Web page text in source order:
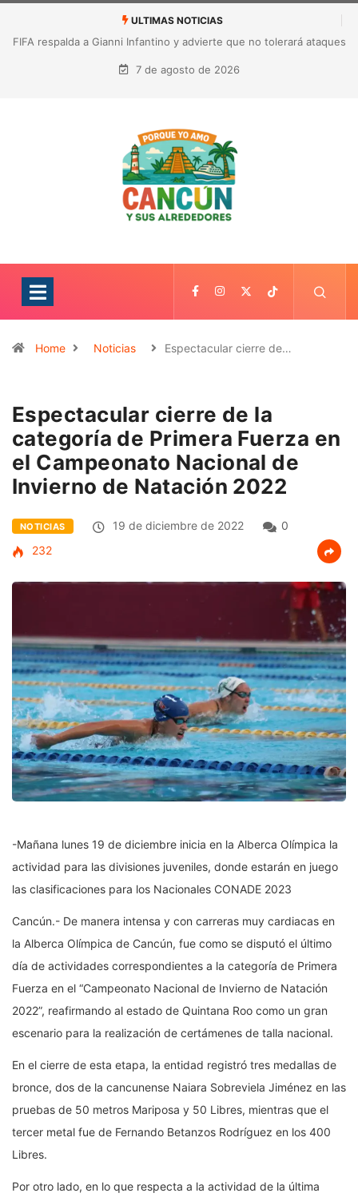
ULTIMAS NOTICIAS
Tulum construirá un corredor turístico en el Parque del Jaguar
para mejorar la experiencia de los visitantes
7 de agosto de 2026
Home Noticias Espectacular cierre de…
Espectacular cierre de la
categoría de Primera Fuerza en
el Campeonato Nacional de
Invierno de Natación 2022
NOTICIAS 19 de diciembre de 2022
0
232
-Mañana lunes 19 de diciembre inicia en la Alberca Olímpica la
actividad para las divisiones juveniles, donde estarán en juego
las clasificaciones para los Nacionales CONADE 2023
Cancún.- De manera intensa y con carreras muy cardiacas en
la Alberca Olímpica de Cancún, fue como se disputó el último
día de actividades correspondientes a la categoría de Primera
Fuerza en el “Campeonato Nacional de Invierno de Natación
2022”, reafirmando al estado de Quintana Roo como un gran
escenario para la realización de certámenes de talla nacional.
En el cierre de esta etapa, la entidad registró tres medallas de
bronce, dos de la cancunense Naiara Sobreviela Jiménez en las
pruebas de 50 metros Mariposa y 50 Libres, mientras que el
tercer metal fue de Fernando Betanzos Rodríguez en los 400
Libres.
Por otro lado, en lo que respecta a la actividad de la última